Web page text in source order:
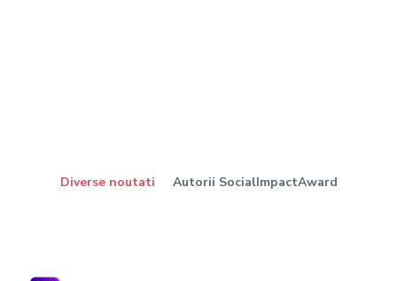
Diverse noutati Autorii SocialImpactAward